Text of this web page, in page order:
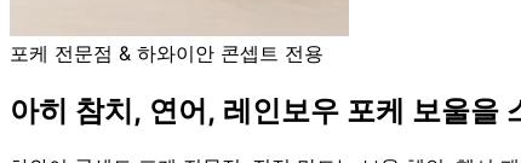
포케 전문점 & 하와이안 콘셉트 전용
아히 참치, 연어, 레인보우 포케 보울을